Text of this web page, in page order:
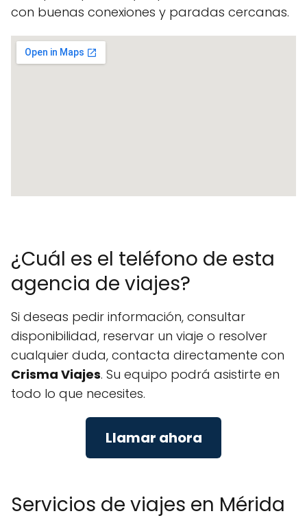
con buenas conexiones y paradas cercanas.
¿Cuál es el teléfono de esta
agencia de viajes?
Si deseas pedir información, consultar
disponibilidad, reservar un viaje o resolver
cualquier duda, contacta directamente con
Crisma Viajes. Su equipo podrá asistirte en
todo lo que necesites.
Llamar ahora
Servicios de viajes en Mérida